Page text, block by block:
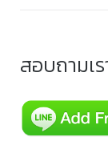
สอบถามเร